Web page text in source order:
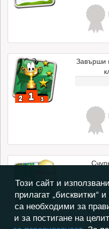
Завърши
Този сайт и
прилагат „бисквитки“
са необходими за
и за постигане на